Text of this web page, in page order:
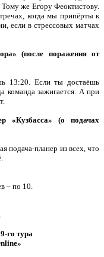
Тому же Егору Феоктистову.
когда мы припёрты к
если в стрессовых матчах
(после поражения от
13:20. Если ты достаёшь
команда зажигается. А при
«Кузбасса» (о подачах
подача-планер из всех, что
– по 10.
го тура